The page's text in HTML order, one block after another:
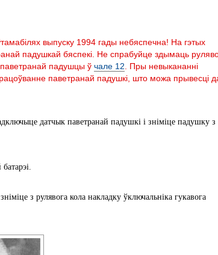
выпуску 1994 гады небяспечна! На гэтых
падушкай бяспекі. Не спрабуйце здымаць
падушцы ў чале 12 . Пры невыкананні
паветранай падушкі, што можа прывесці
датчык паветранай падушкі і зніміце падушку з
з рулявога кола накладку ўключальніка гукавога